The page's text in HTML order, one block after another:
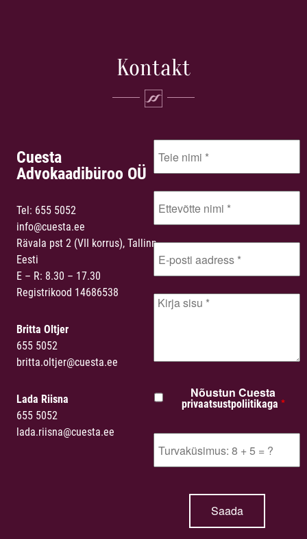
Kontakt
Cuesta
Advokaadibüroo OÜ
Tel: 655 5052
info@cuesta.ee
Rävala pst 2 (VII korrus), Tallinn,
Eesti
E – R: 8.30 – 17.30
Registrikood 14686538
Britta Oltjer
655 5052
britta.oltjer@cuesta.ee
Lada Riisna
655 5052
lada.riisna@cuesta.ee
Nõustun Cuesta
privaatsustpoliitikaga *